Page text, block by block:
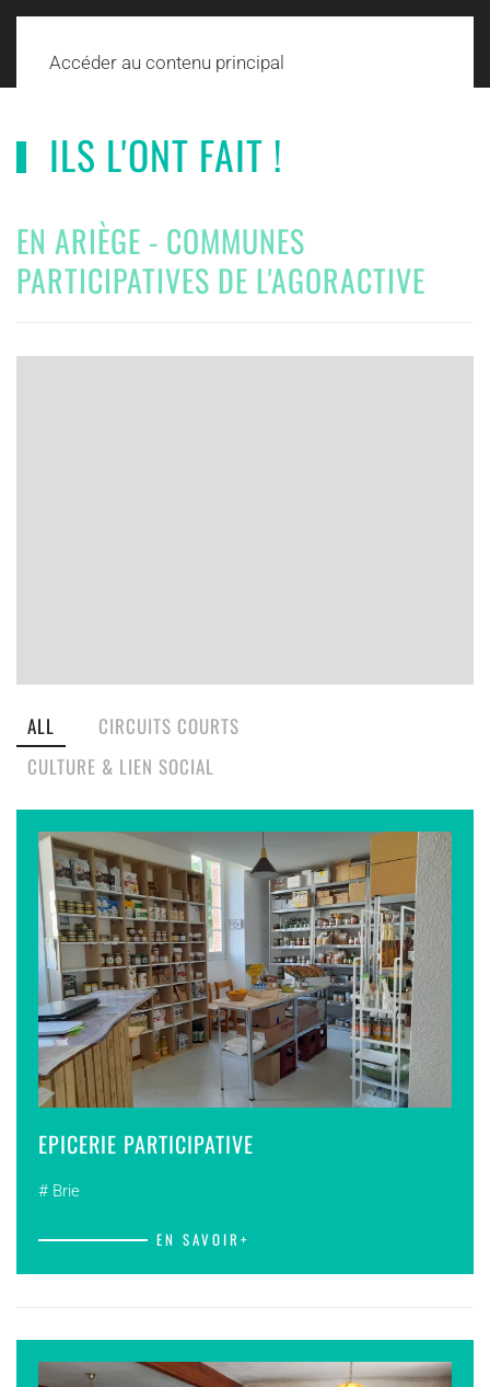
Accéder au contenu principal
ILS L'ONT FAIT !
EN ARIÈGE - COMMUNES
PARTICIPATIVES DE L'AGORACTIVE
ALL
CIRCUITS COURTS
CULTURE & LIEN SOCIAL
EPICERIE PARTICIPATIVE
# Brie
EN SAVOIR+